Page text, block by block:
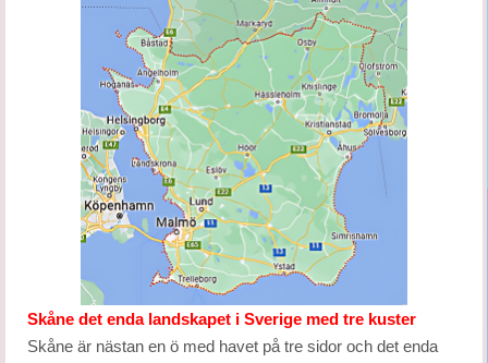
Skåne det enda landskapet i Sverige med tre kuster
Skåne är nästan en ö med havet på tre sidor och det enda